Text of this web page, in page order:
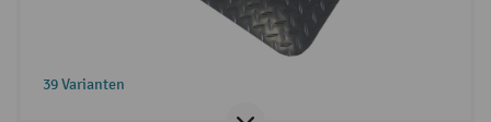
39 Varianten